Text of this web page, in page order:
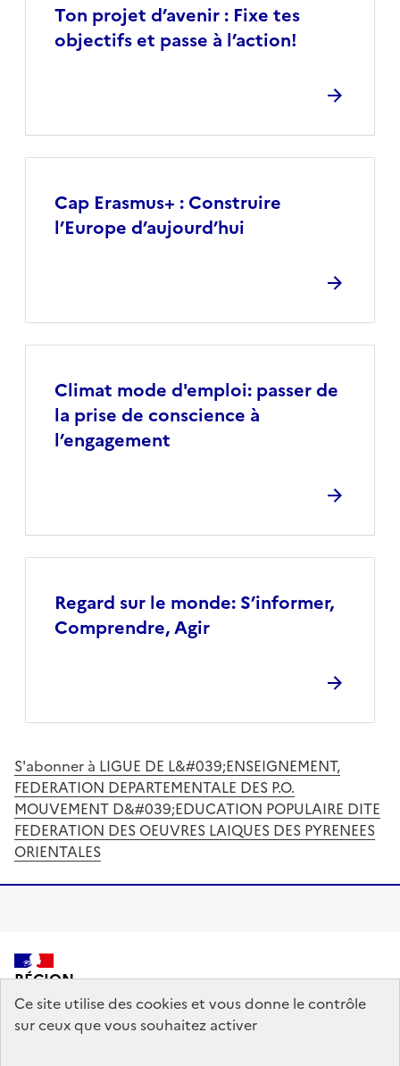
Ton projet d’avenir : Fixe tes
objectifs et passe à l’action!
Cap Erasmus+ : Construire
l’Europe d’aujourd’hui
Climat mode d'emploi: passer de
la prise de conscience à
l’engagement
Regard sur le monde: S’informer,
Comprendre, Agir
S'abonner à LIGUE DE L&#039;ENSEIGNEMENT,
FEDERATION DEPARTEMENTALE DES P.O.
MOUVEMENT D&#039;EDUCATION POPULAIRE DITE
FEDERATION DES OEUVRES LAIQUES DES PYRENEES
ORIENTALES
RÉGION
ACADÉMIQUE
OCCITANIE
Ce site utilise des cookies et vous donne le contrôle
sur ceux que vous souhaitez activer